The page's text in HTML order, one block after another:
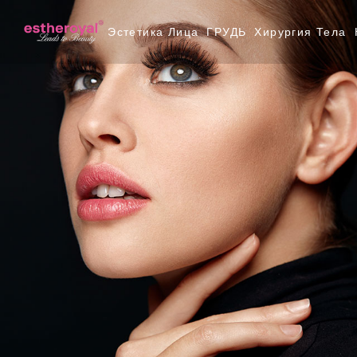
Эстетика Лица
Хирургия миндалевидного глаза
Ринопластика
Хирургия век
Отопластикаа – хирургия выдающегося уха
Эстетическая хирургия подбородка
Эндоскопическая подтяжка бровей
Кантопластика (хирургия кошачьего глаза)
Эндоскопическая подтяжка средней зоны
Операция по подтяжке губ
Французский лифтинг
Подтяжка шеи и лица
ГРУДЬ
Грудной имплантат
Подтяжка груди
Увеличение груди
Уменьшение груди
Асимметрия груди и
Гинекомастия
Хирургия Тела
Преображение
Vaser
Подтяжка
Брахиопластика
Подтяжка бедер
BBL
Вагинопластика
Лабиапластика
Хирургия миндалевидного глаза
Ринопластика
Хирургия век
Отопластикаа – хирургия выдающегося уха
Эстетическая хирургия подбородка
Эндоскопическая подтяжка бровей
Кантопластика (хирургия кошачьего глаза)
Эндоскопическая подтяжка средней зоны лица
Операция по подтяжке губ
Французский лифтинг
Грудной имплантат
Подтяжка груди
Увеличение груди
Уменьшение груди
Асимметрия груди и
Гинекомастия
Преображение
Vaser
Подтяжка живота
Брахиопластика
Подтяжка бедер
BBL
Вагинопластика
Лабиапластика